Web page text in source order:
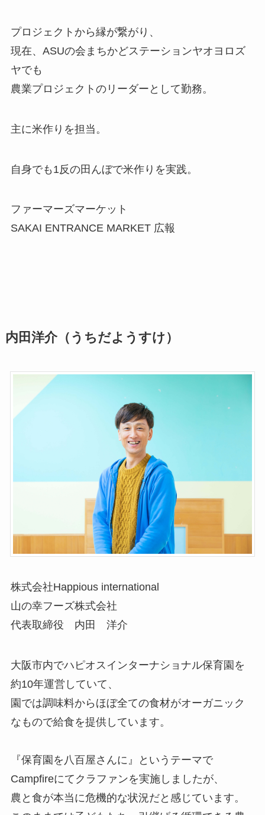
プロジェクトから縁が繋がり、
現在、ASUの会まちかどステーションヤオヨロズ
ヤでも
農業プロジェクトのリーダーとして勤務。
主に米作りを担当。
自身でも1反の田んぼで米作りを実践。
ファーマーズマーケット
SAKAI ENTRANCE MARKET 広報
内田洋介（うちだようすけ）
株式会社Happious international
山の幸フーズ株式会社
代表取締役 内田 洋介
大阪市内でハピオスインターナショナル保育園を
約10年運営していて、
園では調味料からほぼ全ての食材がオーガニック
なもので給食を提供しています。
『保育園を八百屋さんに』というテーマで
Campfireにてクラファンを実施しましたが、
農と食が本当に危機的な状況だと感じています。